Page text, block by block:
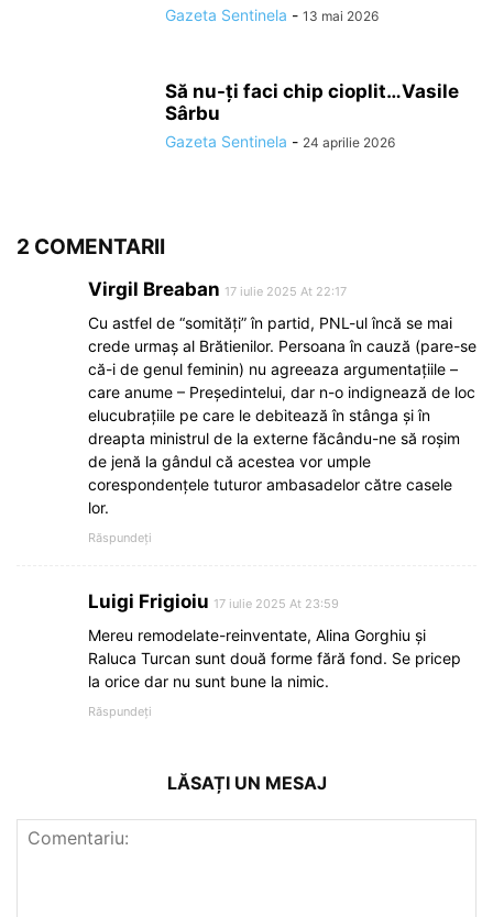
Gazeta Sentinela - 13 mai 2026
Să nu-ți faci chip cioplit…Vasile
Sârbu
Gazeta Sentinela - 24 aprilie 2026
2 COMENTARII
Virgil Breaban 17 iulie 2025 At 22:17
Cu astfel de “somităţi” în partid, PNL-ul încă se mai
crede urmaş al Brătienilor. Persoana în cauză (pare-se
că-i de genul feminin) nu agreeaza argumentaţiile –
care anume – Preşedintelui, dar n-o indignează de loc
elucubraţiile pe care le debitează în stânga şi în
dreapta ministrul de la externe făcându-ne să roşim
de jenă la gândul că acestea vor umple
corespondenţele tuturor ambasadelor către casele
lor.
Răspundeți
Luigi Frigioiu 17 iulie 2025 At 23:59
Mereu remodelate-reinventate, Alina Gorghiu și
Raluca Turcan sunt două forme fără fond. Se pricep
la orice dar nu sunt bune la nimic.
Răspundeți
LĂSAȚI UN MESAJ